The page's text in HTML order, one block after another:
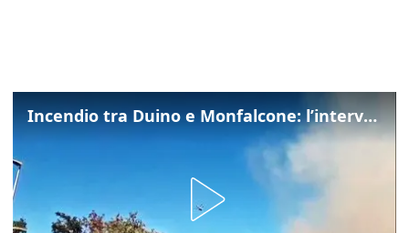
Incendio tra Duino e Monfalcone: l’intervento dei vigili del fuoco